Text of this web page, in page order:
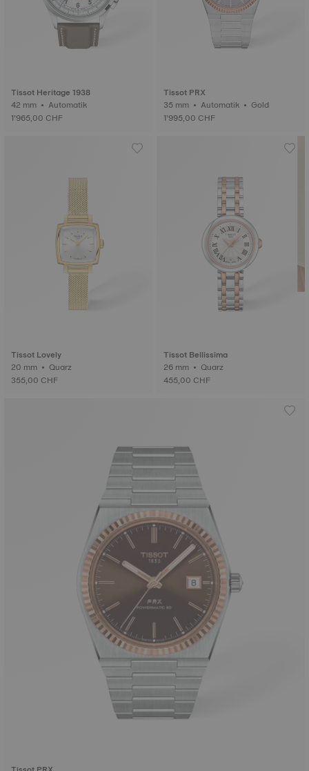
Tissot Heritage 1938
42 mm • Automatik
1’965,00 CHF
Tissot PRX
35 mm • Automatik • Gold
1’995,00 CHF
Tissot Lovely
20 mm • Quarz
355,00 CHF
Tissot Bellissima
26 mm • Quarz
455,00 CHF